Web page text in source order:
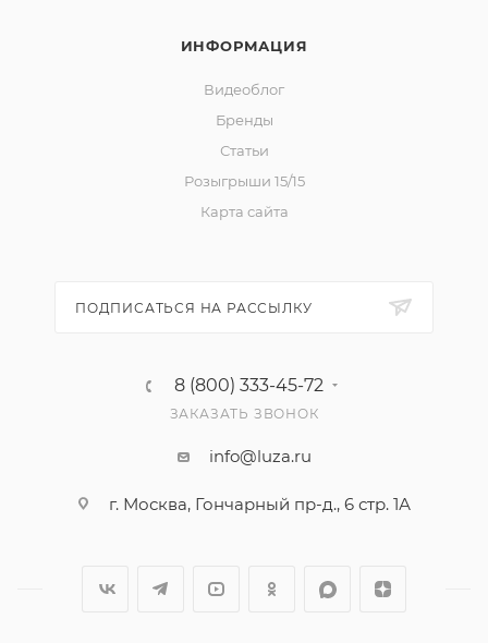
ИНФОРМАЦИЯ
Видеоблог
Бренды
Статьи
Розыгрыши 15/15
Карта сайта
ПОДПИСАТЬСЯ НА РАССЫЛКУ
8 (800) 333-45-72
ЗАКАЗАТЬ ЗВОНОК
info@luza.ru
г. Москва, Гончарный пр-д., 6 стр. 1А